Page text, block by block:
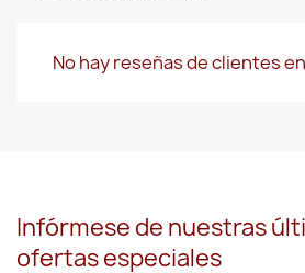
No hay reseñas de clientes
Infórmese de nuestras
ofertas especiales